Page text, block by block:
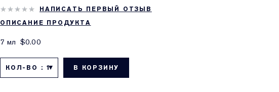
НАПИСАТЬ ПЕРВЫЙ ОТЗЫВ
ОПИСАНИЕ ПРОДУКТА
7 мл $0.00
КОЛ-ВО : 1 В КОРЗИНУ